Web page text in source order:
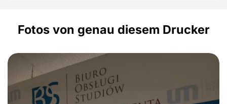
Fotos von genau diesem Drucker